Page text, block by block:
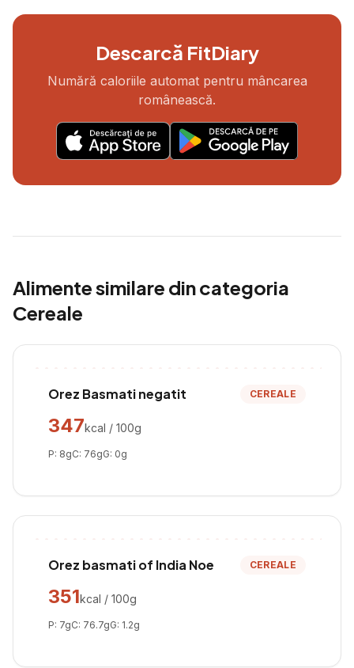
Descarcă FitDiary
Numără caloriile automat pentru mâncarea
românească.
Alimente similare din categoria
Cereale
Orez Basmati negatit CEREALE
347kcal / 100g
P: 8gC: 76gG: 0g
Orez basmati of India Noe CEREALE
351kcal / 100g
P: 7gC: 76.7gG: 1.2g